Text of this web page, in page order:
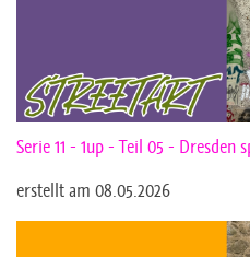
Serie 11 - 1up - Teil 05 -
erstellt am 08.05.2026